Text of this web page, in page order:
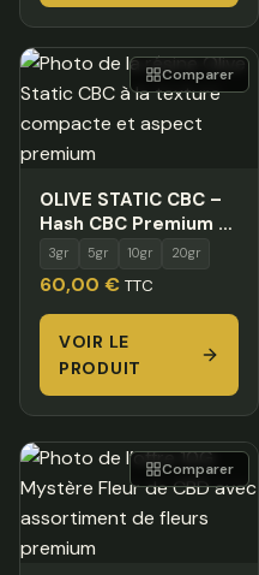
OLIVE STATIC CBC –
Hash CBC Premium à
Effet High Naturel
3gr 5gr 10gr 20gr
60,00 € TTC
VOIR LE
PRODUIT
Comparer
Comparer